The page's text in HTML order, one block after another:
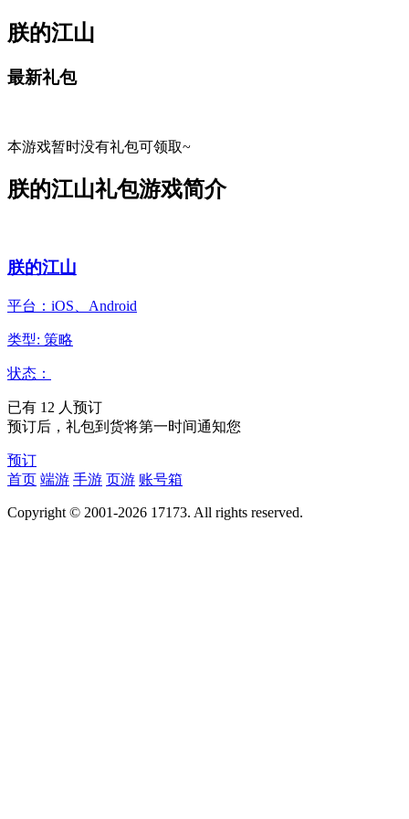
朕的江山
最新礼包
本游戏暂时没有礼包可领取~
朕的江山礼包游戏简介
朕的江山
平台：iOS、Android
类型: 策略
状态：
已有 12 人预订
预订后，礼包到货将第一时间通知您
预订
首页 端游 手游 页游 账号箱
Copyright © 2001-2026 17173. All rights reserved.